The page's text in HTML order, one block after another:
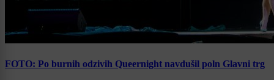
FOTO: Po burnih odzivih Queernight navdušil poln Glavni trg